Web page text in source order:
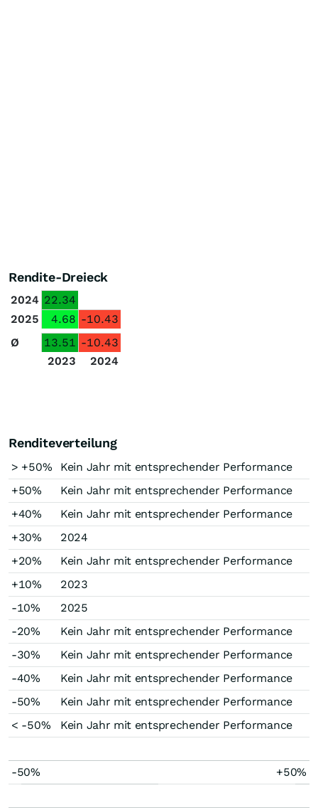
Rendite-Dreieck
2024 22.34
2025
4.68 -10.43
Ø
13.51 -10.43
2023
2024
Renditeverteilung
> +50%
Kein Jahr mit entsprechender Performance
+50%
Kein Jahr mit entsprechender Performance
+40%
Kein Jahr mit entsprechender Performance
+30%
2024
+20%
Kein Jahr mit entsprechender Performance
+10%
2023
-10%
2025
-20%
Kein Jahr mit entsprechender Performance
-30%
Kein Jahr mit entsprechender Performance
-40%
Kein Jahr mit entsprechender Performance
-50%
Kein Jahr mit entsprechender Performance
< -50%
Kein Jahr mit entsprechender Performance
-50% +50%